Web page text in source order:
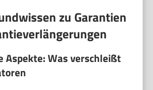
zu Garantien
Aspekte: Was verschleißt